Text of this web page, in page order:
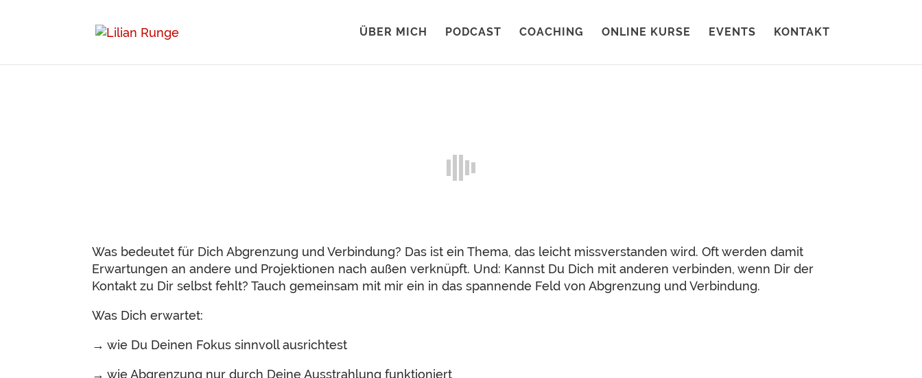
ÜBER MICH PODCAST COACHING ONLINE KURSE EVENTS KONTAKT
Was bedeutet für Dich Abgrenzung und Verbindung? Das ist ein Thema, das leicht missverstanden wird. Oft werden damit
Erwartungen an andere und Projektionen nach außen verknüpft. Und: Kannst Du Dich mit anderen verbinden, wenn Dir der
Kontakt zu Dir selbst fehlt? Tauch gemeinsam mit mir ein in das spannende Feld von Abgrenzung und Verbindung.
Was Dich erwartet:
→ wie Du Deinen Fokus sinnvoll ausrichtest
→ wie Abgrenzung nur durch Deine Ausstrahlung funktioniert